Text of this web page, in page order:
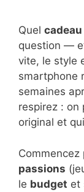
Quel cadeau
question —
vite, le style
smartphone
semaines
respirez : on
original et
Commencez
passions
le budget et